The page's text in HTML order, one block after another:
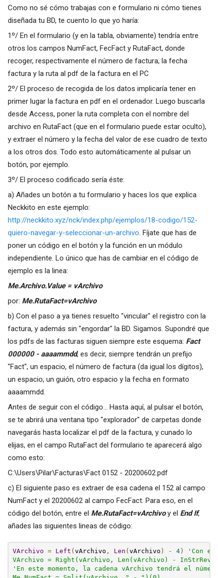
Como no sé cómo trabajas con e formulario ni cómo tienes
diseñada tu BD, te cuento lo que yo haría:
1º/ En el formulario (y en la tabla, obviamente) tendría entre
otros los campos NumFact, FecFact y RutaFact, donde
recoger, respectivamente el número de factura, la fecha
factura y la ruta al pdf de la factura en el PC
2º/ El proceso de recogida de los datos implicaría tener en
primer lugar la factura en pdf en el ordenador. Luego buscarla
desde Access, poner la ruta completa con el nombre del
archivo en RutaFact (que en el formulario puede estar oculto),
y extraer el número y la fecha del valor de ese cuadro de texto
a los otros dos. Todo esto automáticamente al pulsar un
botón, por ejemplo.
3º/ El proceso codificado sería éste:
a) Añades un botón a tu formulario y haces los que explica
Neckkito en este ejemplo:
http://neckkito.xyz/nck/index.php/ejemplos/18-codigo/152-
quiero-navegar-y-seleccionar-un-archivo . Fíjate que has de
poner un código en el botón y la función en un módulo
independiente. Lo único que has de cambiar en el código de
ejemplo es la linea:
Me.Archivo.Value = vArchivo
por: Me.RutaFact=vArchivo
b) Con el paso a ya tienes resuelto "vincular" el registro con la
factura, y además sin "engordar" la BD. Sigamos. Supondré que
los pdfs de las facturas siguen siempre este esquema: Fact
000000 - aaaammdd, es decir, siempre tendrán un prefijo
"Fact", un espacio, el número de factura (da igual los dígitos),
un espacio, un guión, otro espacio y la fecha en formato
aaaammdd.
Antes de seguir con el código... Hasta aquí, al pulsar el botón,
se te abrirá una ventana tipo "explorador" de carpetas donde
navegarás hasta localizar el pdf de la factura, y cunado lo
elijas, en el campo RutaFact del formulario te aparecerá algo
como esto:
C:\Users\Pilar\Facturas\Fact 0152 - 20200602.pdf
c) El siguiente paso es extraer de esa cadena el 152 al campo
NumFact y el 20200602 al campo FecFact. Para eso, en el
código del botón, entre el Me.RutaFact=vArchivoy el End If,
añades las siguientes lineas de código:
VArchivo = Left (vArchivo , Len (vArchivo ) - 4)
'Con
VArchivo = Right(vArchivo, Len(vArchivo) -
'En este momento, la cadena vArchivo tendrá el